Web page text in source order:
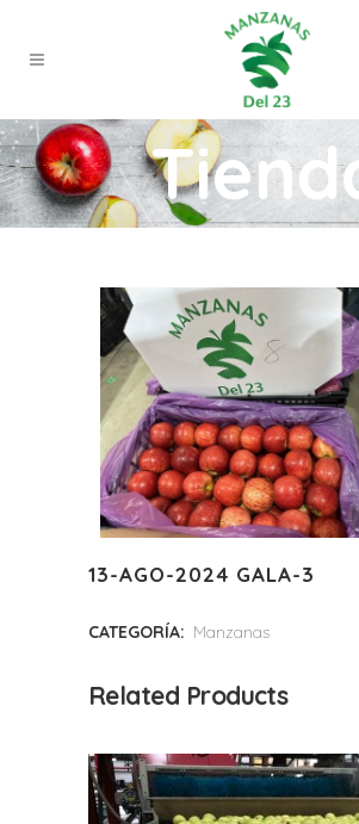
13-AGO-2024 GALA-3
CATEGORÍA: Manzanas
Related Products